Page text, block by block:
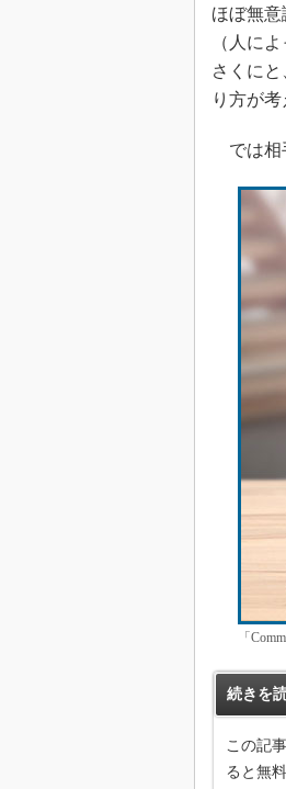
ほぼ無
（人に
さくに
り方が考
では相
「
続きを
この記
ると無